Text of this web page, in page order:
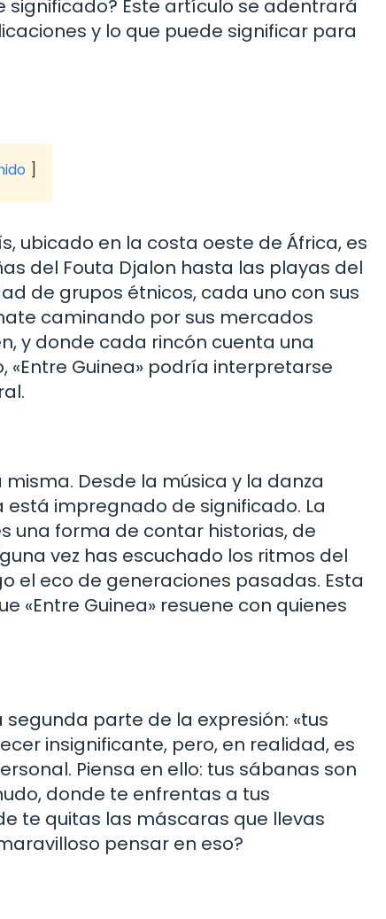
Este artículo se adentrará
y lo que puede significar para
ubicado en la costa oeste de África, es
del Fouta Djalon hasta las playas del
de grupos étnicos, cada uno con sus
caminando por sus mercados
y donde cada rincón cuenta una
«Entre Guinea» podría interpretarse
Desde la música y la danza
impregnado de significado. La
una forma de contar historias, de
vez has escuchado los ritmos del
el eco de generaciones pasadas. Esta
«Entre Guinea» resuene con quienes
parte de la expresión: «tus
insignificante, pero, en realidad, es
Piensa en ello: tus sábanas son
donde te enfrentas a tus
te quitas las máscaras que llevas
pensar en eso?